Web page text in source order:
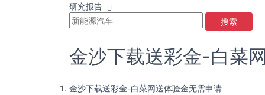
研究报告
搜索
金沙下载送彩金-白菜
金沙下载送彩金-白菜网送体验金无需申请